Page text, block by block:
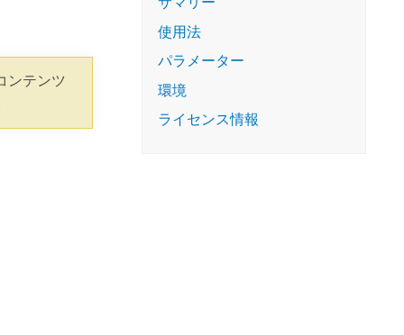
ArcGIS Pro の詳細
コースを探索
ストーリーを読む
ンテンツ
使用法
パラメーター
環境
ライセンス情報